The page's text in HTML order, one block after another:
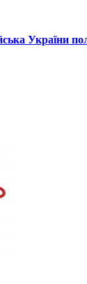
України